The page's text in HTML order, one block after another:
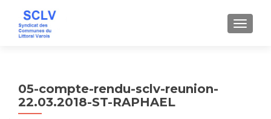
05-compte-rendu-sclv-reunion-
22.03.2018-ST-RAPHAEL